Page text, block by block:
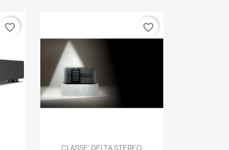
favorite_border
Anteprima
CLASSE' DELTA STEREO
favorite_border